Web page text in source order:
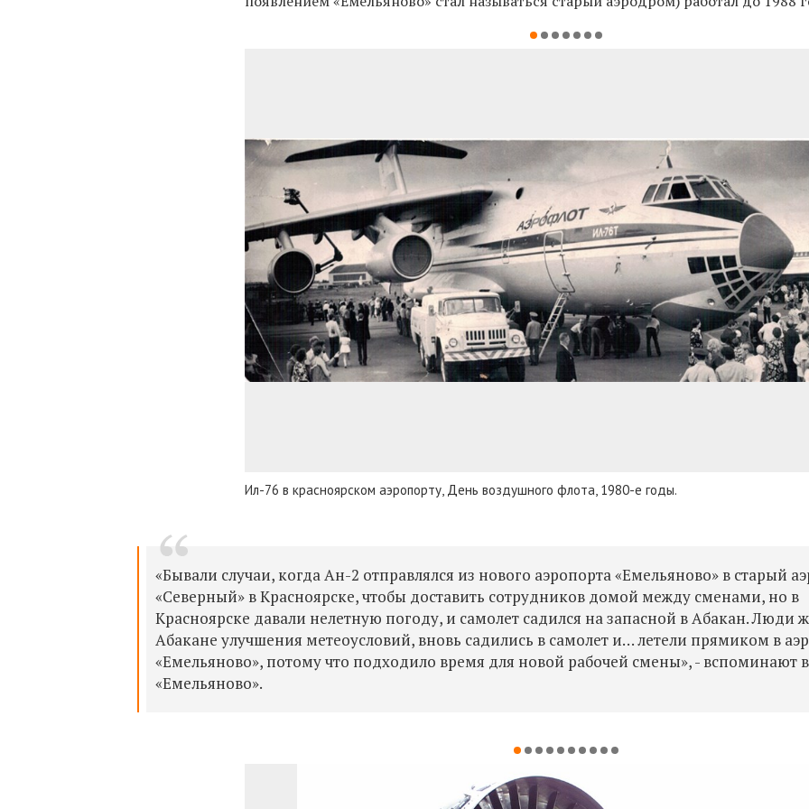
Ил-76 в красноярском аэропорту, День воздушного флота, 1980-е годы.
«Бывали случаи, когда Ан-2 отправлялся из нового аэропорта «Емельяново» в старый
«Северный» в Красноярске, чтобы доставить сотрудников домой между сменами, но в
Красноярске давали нелетную погоду, и самолет садился на запасной в Абакан. Люди
Абакане улучшения метеоусловий, вновь садились в самолет и… летели прямиком в
«Емельяново», потому что подходило время для новой рабочей смены», - вспоминают в
«Емельяново».